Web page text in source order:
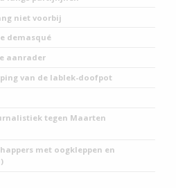
niet voorbij
demasqué
aanrader
van de lablek-doofpot
tegen Maarten
met oogkleppen en